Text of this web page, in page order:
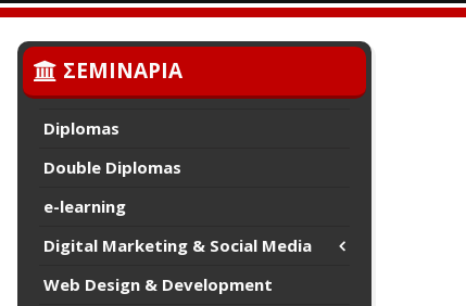
ΣΕΜΙΝΑΡΙΑ
Diplomas
Double Diplomas
e-learning
Digital Marketing & Social Media
Web Design & Development